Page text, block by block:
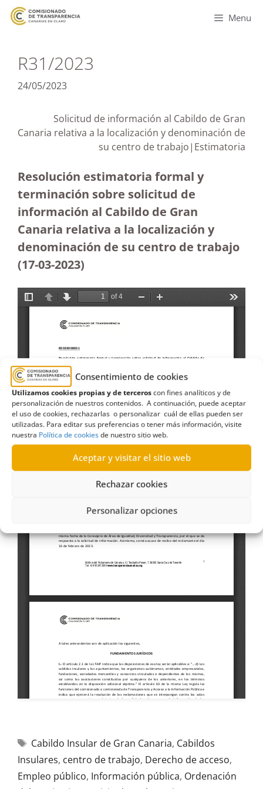
Consentimiento de cookies
Utilizamos cookies propias y de terceroscon fines analíticos y de
personalización de nuestros contenidos. A continuación, puede aceptar
el uso de cookies, rechazarlas o personalizar cuál de ellas pueden ser
utilizadas. Para editar sus preferencias o tener más información, visite
nuestra Política de cookiesde nuestro sitio web.
Aceptar y visitar el sitio web
Rechazar cookies
Personalizar opciones
Menu
R31/2023
24/05/2023
Solicitud de información al Cabildo de Gran
Canaria relativa a la localización y denominación de
su centro de trabajo|Estimatoria
Resolución estimatoria formal y
terminación sobre solicitud de
información al Cabildo de Gran
Canaria relativa a la localización y
denominación de su centro de trabajo
(17-03-2023)
Cabildo Insular de Gran Canaria, Cabildos
Insulares, centro de trabajo, Derecho de acceso,
Empleo público, Información pública, Ordenación